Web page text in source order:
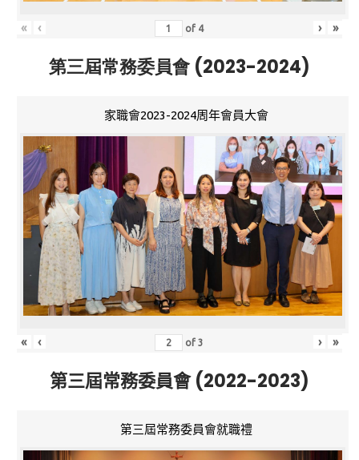
« ‹ of 4 › »
第三屆常務委員會 (2023-2024)
家職會2023-2024周年會員大會
« ‹ of3 › »
第三屆常務委員會 (2022-2023)
第三屆常務委員會就職禮